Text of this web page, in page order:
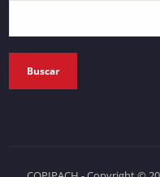
Buscar